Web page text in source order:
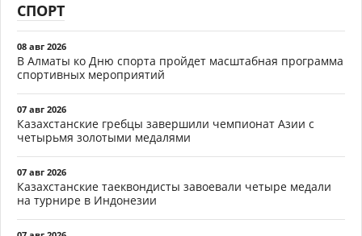
СПОРТ
08 авг 2026
В Алматы ко Дню спорта пройдет масштабная программа
спортивных мероприятий
07 авг 2026
Казахстанские гребцы завершили чемпионат Азии с
четырьмя золотыми медалями
07 авг 2026
Казахстанские таеквондисты завоевали четыре медали
на турнире в Индонезии